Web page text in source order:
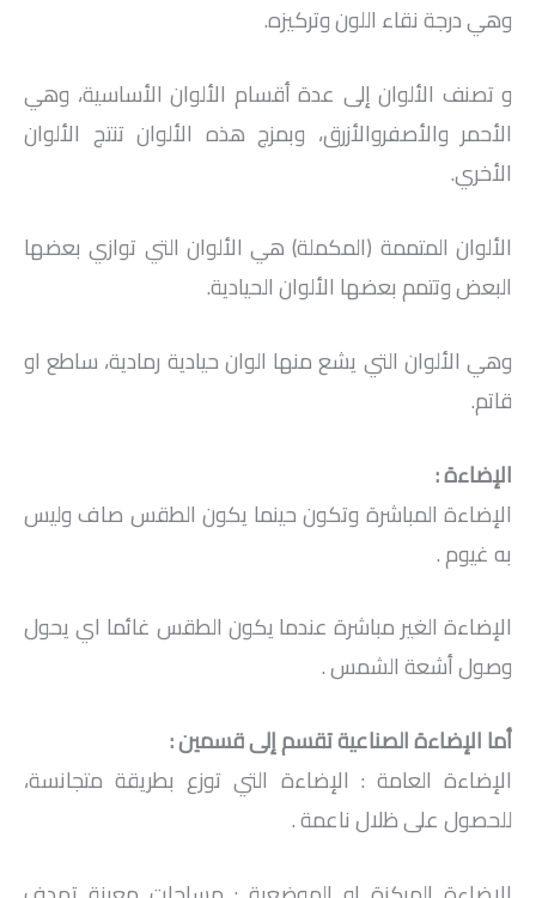
وهي درجة نقاء اللون وتركيزه.
و تصنف الألوان إلى عدة أقسام الألوان الأساسية، وهي
الأحمر والأصفروالأزرق، وبمزج هذه الألوان تنتج الألوان
الأخري.
الألوان المتممة (المكملة) هي الألوان التي توازي بعضها
البعض وتتمم بعضها الألوان الحيادية.
وهي الألوان التي يشع منها الوان حيادية رمادية، ساطع او
قاتم.
الإضاءة :
الإضاءة المباشرة وتكون حينما يكون الطقس صاف وليس
به غيوم .
الإضاءة الغير مباشرة عندما يكون الطقس غائما اي يحول
وصول أشعة الشمس .
أما الإضاءة الصناعية تقسم إلى قسمين :
الإضاءة العامة : الإضاءة التي توزع بطريقة متجانسة،
للحصول على ظلال ناعمة .